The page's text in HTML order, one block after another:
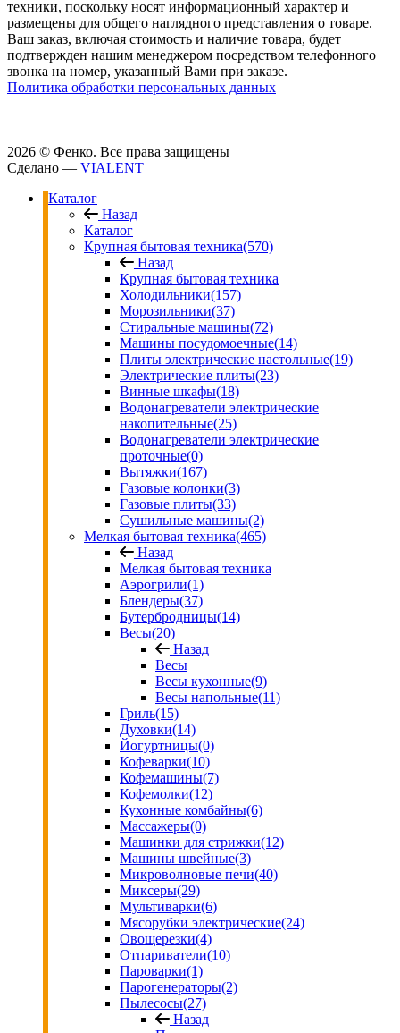
техники, поскольку носят информационный характер и
размещены для общего наглядного представления о товаре.
Ваш заказ, включая стоимость и наличие товара, будет
подтвержден нашим менеджером посредством телефонного
звонка на номер, указанный Вами при заказе.
Политика обработки персональных данных
2026 © Фенко. Все права защищены
Сделано — VIALENT
Каталог
Назад
Каталог
Крупная бытовая техника(570)
Назад
Крупная бытовая техника
Холодильники(157)
Морозильники(37)
Стиральные машины(72)
Машины посудомоечные(14)
Плиты электрические настольные(19)
Электрические плиты(23)
Винные шкафы(18)
Водонагреватели электрические
накопительные(25)
Водонагреватели электрические
проточные(0)
Вытяжки(167)
Газовые колонки(3)
Газовые плиты(33)
Сушильные машины(2)
Мелкая бытовая техника(465)
Назад
Мелкая бытовая техника
Аэрогрили(1)
Блендеры(37)
Бутербродницы(14)
Весы(20)
Назад
Весы
Весы кухонные(9)
Весы напольные(11)
Гриль(15)
Духовки(14)
Йогуртницы(0)
Кофеварки(10)
Кофемашины(7)
Кофемолки(12)
Кухонные комбайны(6)
Массажеры(0)
Машинки для стрижки(12)
Машины швейные(3)
Микроволновые печи(40)
Миксеры(29)
Мультиварки(6)
Мясорубки электрические(24)
Овощерезки(4)
Отпариватели(10)
Пароварки(1)
Парогенераторы(2)
Пылесосы(27)
Назад